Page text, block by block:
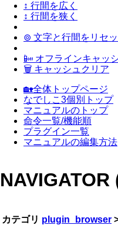
↕ 行間を広く
↕ 行間を狭く
⊚ 文字と行間をリセッ
📴 オフラインキャッ
🗑 キャッシュクリア
🏡全体トップページ
なでしこ3個別トップ
マニュアルのトップ
命令一覧/機能順
プラグイン一覧
マニュアルの編集方法
NAVIGATOR
カテゴリ plugin_browser